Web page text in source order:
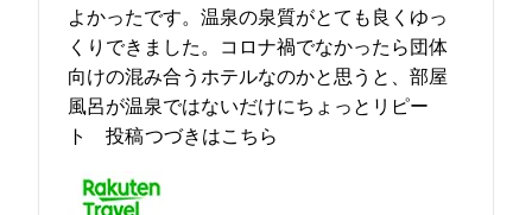
よかったです。温泉の泉質がとても良くゆっ
くりできました。コロナ禍でなかったら団体
向けの混み合うホテルなのかと思うと、部屋
風呂が温泉ではないだけにちょっとリピー
ト… 2021-10-22 21:14:14投稿つづきはこちら